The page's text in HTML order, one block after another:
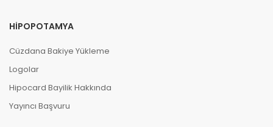
HIPOPOTAMYA
Cüzdana Bakiye Yükleme
Logolar
Hipocard Bayilik Hakkında
Yayıncı Başvuru